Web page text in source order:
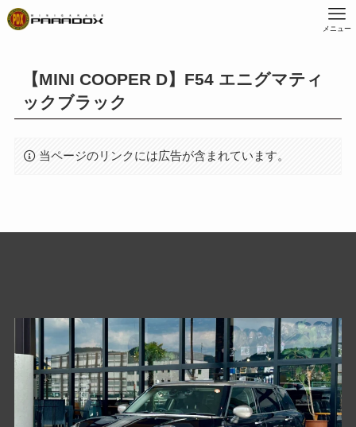
メニュー
【MINI COOPER D】F54 エニグマティ
ックブラック
当ページのリンクには広告が含まれています。